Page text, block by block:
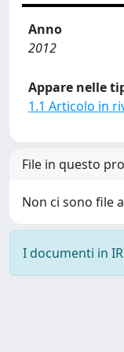
Anno
2012
Appare nelle
1.1 Articolo in
File in questo
Non ci sono file
I documenti in